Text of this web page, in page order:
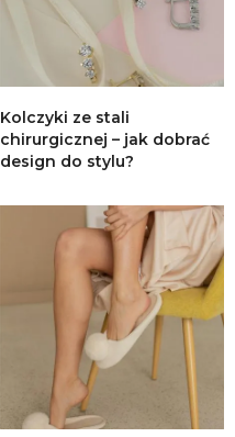
Kolczyki ze stali
chirurgicznej – jak dobrać
design do stylu?